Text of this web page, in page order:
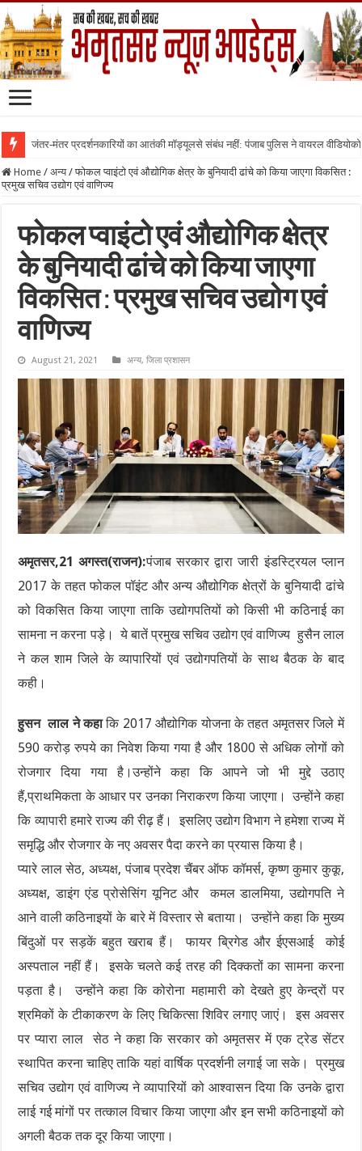
जंतर-मंतर प्रदर्शनकारियों का आतंकी मॉड्यूलसे संबंध नहीं: पंजाब पुलिस ने वायरल वीडियोको
Home / अन्य / फोकल प्वाइंटो एवं औद्योगिक क्षेत्र के बुनियादी ढांचे को किया जाएगा विकसित :
प्रमुख सचिव उद्योग एवं वाणिज्य
फोकल प्वाइंटो एवं औद्योगिक क्षेत्र
के बुनियादी ढांचे को किया जाएगा
विकसित : प्रमुख सचिव उद्योग एवं
वाणिज्य
August 21, 2021 अन्य,जिला प्रशासन
अमृतसर,21 अगस्त(राजन):पंजाब सरकार द्वारा जारी इंडस्ट्रियल प्लान
2017 के तहत फोकल पॉइंट और अन्य औद्योगिक क्षेत्रों के बुनियादी ढांचे
को विकसित किया जाएगा ताकि उद्योगपतियों को किसी भी कठिनाई का
सामना न करना पड़े। ये बातें प्रमुख सचिव उद्योग एवं वाणिज्य हुसैन लाल
ने कल शाम जिले के व्यापारियों एवं उद्योगपतियों के साथ बैठक के बाद
कही।
हुसन लाल ने कहाकि 2017 औद्योगिक योजना के तहत अमृतसर जिले में
590 करोड़ रुपये का निवेश किया गया है और 1800 से अधिक लोगों को
रोजगार दिया गया है।उन्होंने कहा कि आपने जो भी मुद्दे उठाए
हैं,प्राथमिकता के आधार पर उनका निराकरण किया जाएगा। उन्होंने कहा
कि व्यापारी हमारे राज्य की रीढ़ हैं। इसलिए उद्योग विभाग ने हमेशा राज्य में
समृद्धि और रोजगार के नए अवसर पैदा करने का प्रयास किया है।
प्यारे लाल सेठ, अध्यक्ष, पंजाब प्रदेश चैंबर ऑफ कॉमर्स, कृष्ण कुमार कुकू,
अध्यक्ष, डाइंग एंड प्रोसेसिंग यूनिट और कमल डालमिया, उद्योगपति ने
आने वाली कठिनाइयों के बारे में विस्तार से बताया। उन्होंने कहा कि मुख्य
बिंदुओं पर सड़कें बहुत खराब हैं। फायर ब्रिगेड और ईएसआई कोई
अस्पताल नहीं हैं। इसके चलते कई तरह की दिक्कतों का सामना करना
पड़ता है। उन्होंने कहा कि कोरोना महामारी को देखते हुए केन्द्रों पर
श्रमिकों के टीकाकरण के लिए चिकित्सा शिविर लगाए जाएं। इस अवसर
पर प्यारा लाल सेठ ने कहा कि सरकार को अमृतसर में एक ट्रेड सेंटर
स्थापित करना चाहिए ताकि यहां वार्षिक प्रदर्शनी लगाई जा सके। प्रमुख
सचिव उद्योग एवं वाणिज्य ने व्यापारियों को आश्वासन दिया कि उनके द्वारा
लाई गई मांगों पर तत्काल विचार किया जाएगा और इन सभी कठिनाइयों को
अगली बैठक तक दूर किया जाएगा।